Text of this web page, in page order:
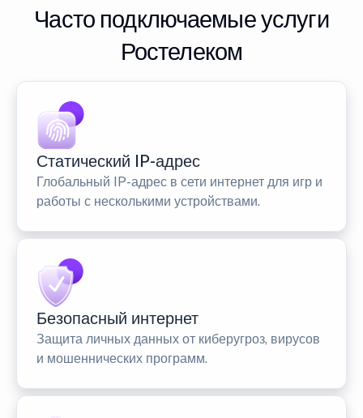
Часто подключаемые услуги
Ростелеком
Статический IP-адрес
Глобальный IP-адрес в сети интернет для игр и
работы с несколькими устройствами.
Безопасный интернет
Защита личных данных от киберугроз, вирусов
и мошеннических программ.